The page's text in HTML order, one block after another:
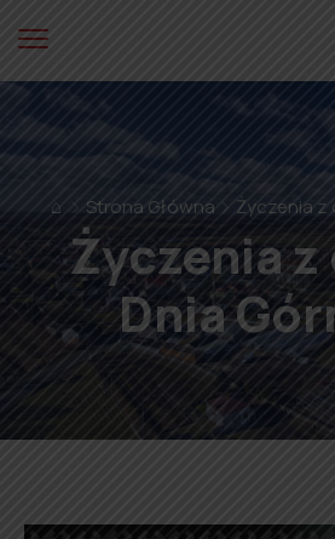
⌂ Strona Główna Życzenia z
Życzenia
Dnia